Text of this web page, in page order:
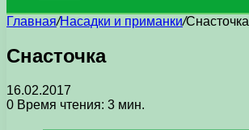
Главная/Насадки и приманки/Снасточка
Снасточка
16.02.2017
0 Время чтения: 3 мин.